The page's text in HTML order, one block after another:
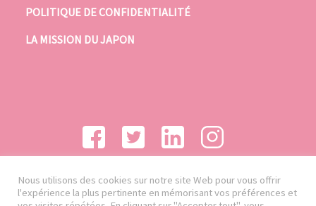
POLITIQUE DE CONFIDENTIALITÉ
LA MISSION DU JAPON
Nous utilisons des cookies sur notre site Web pour vous offrir
l'expérience la plus pertinente en mémorisant vos préférences et